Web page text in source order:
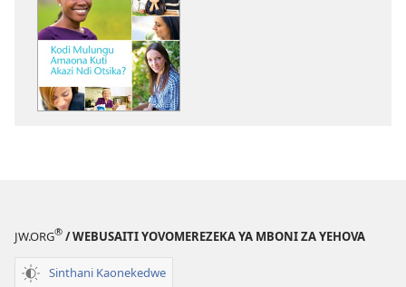
JW.ORG® / WEBUSAITI YOVOMEREZEKA YA MBONI ZA YEHOVA
Sinthani Kaonekedwe